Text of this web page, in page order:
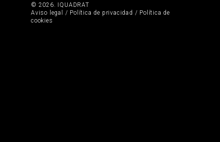
© 2026. IQUADRAT
Aviso legal
/ Política de privacidad / Política de
cookies